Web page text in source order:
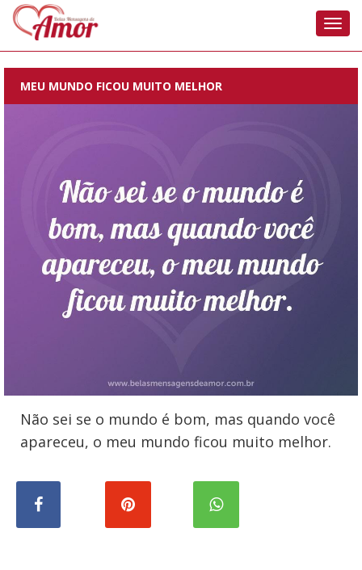
MEU MUNDO FICOU MUITO MELHOR
Não sei se o mundo é bom, mas quando você
apareceu, o meu mundo ficou muito melhor.